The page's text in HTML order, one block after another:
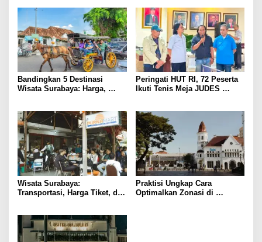
Bandingkan 5 Destinasi
Wisata Surabaya: Harga,
Peringati HUT RI, 72 Peserta
Ikuti Tenis Meja JUDES
Wisata Surabaya:
Transportasi, Harga Tiket, dan
Praktisi Ungkap Cara
Optimalkan Zonasi di